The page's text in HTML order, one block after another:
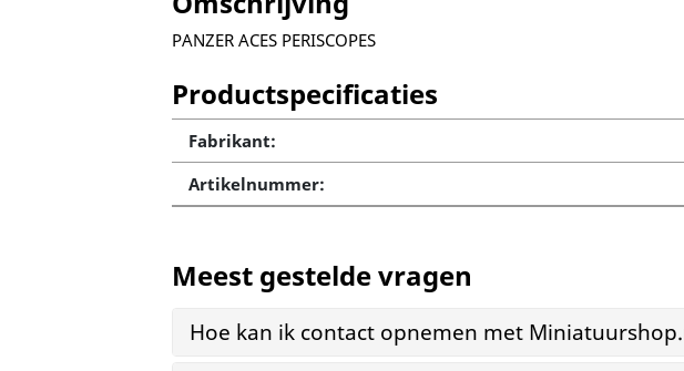
PANZER ACES PERISCOPES
Productspecificaties
Fabrikant:
Artikelnummer:
Meest gestelde vragen
Hoe kan ik contact opnemen met